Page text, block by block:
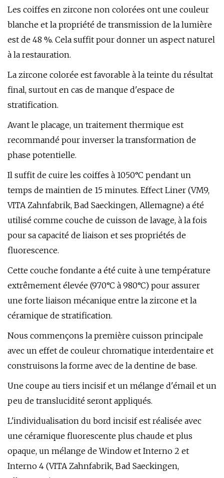
Les coiffes en zircone non colorées ont une couleur
blanche et la propriété de transmission de la lumière
est de 48 %. Cela suffit pour donner un aspect naturel
à la restauration.
La zircone colorée est favorable à la teinte du résultat
final, surtout en cas de manque d'espace de
stratification.
Avant le placage, un traitement thermique est
recommandé pour inverser la transformation de
phase potentielle.
Il suffit de cuire les coiffes à 1050°C pendant un
temps de maintien de 15 minutes. Effect Liner (VM9,
VITA Zahnfabrik, Bad Saeckingen, Allemagne) a été
utilisé comme couche de cuisson de lavage, à la fois
pour sa capacité de liaison et ses propriétés de
fluorescence.
Cette couche fondante a été cuite à une température
extrêmement élevée (970°C à 980°C) pour assurer
une forte liaison mécanique entre la zircone et la
céramique de stratification.
Nous commençons la première cuisson principale
avec un effet de couleur chromatique interdentaire et
construisons la forme avec de la dentine de base.
Une coupe au tiers incisif et un mélange d'émail et un
peu de translucidité seront appliqués.
L'individualisation du bord incisif est réalisée avec
une céramique fluorescente plus chaude et plus
opaque, un mélange de Window et Interno 2 et
Interno 4 (VITA Zahnfabrik, Bad Saeckingen,